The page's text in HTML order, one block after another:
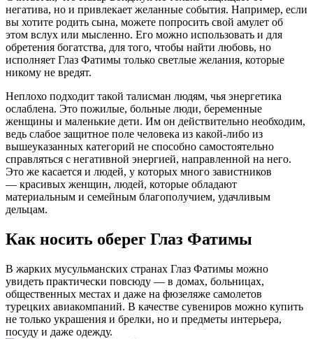
негатива, но и привлекает желанные события. Например, если
вы хотите родить сына, можете попросить свой амулет об
этом вслух или мысленно. Его можно использовать и для
обретения богатства, для того, чтобы найти любовь, но
исполняет Глаз Фатимы только светлые желания, которые
никому не вредят.
Неплохо подходит такой талисман людям, чья энергетика
ослаблена. Это пожилые, больные люди, беременные
женщины и маленькие дети. Им он действительно необходим,
ведь слабое защитное поле человека из какой-либо из
вышеуказанных категорий не способно самостоятельно
справляться с негативной энергией, направленной на него.
Это же касается и людей, у которых много завистников
— красивых женщин, людей, которые обладают
материальным и семейным благополучием, удачливым
дельцам.
Как носить оберег Глаз Фатимы
В жарких мусульманских странах Глаз Фатимы можно
увидеть практически повсюду — в домах, больницах,
общественных местах и даже на фюзеляже самолетов
турецких авиакомпаний. В качестве сувениров можно купить
не только украшения и брелки, но и предметы интерьера,
посуду и даже одежду.